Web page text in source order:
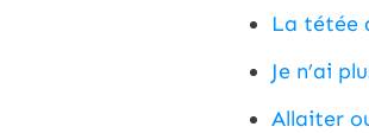
La tétée
Je n’ai
Allaiter